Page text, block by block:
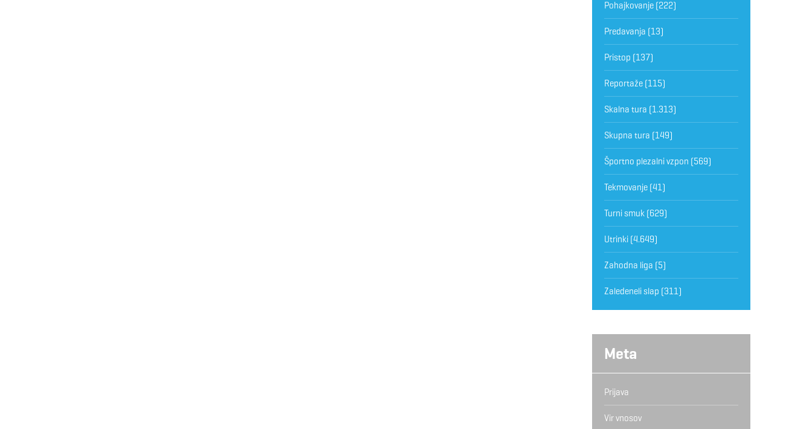
Pohajkovanje(222)
Predavanja (13)
Pristop (137)
Reportaže(115)
Skalna tura (1.313)
Skupna tura (149)
Športno plezalni vzpon (569)
Tekmovanje(41)
Turni smuk(629)
Utrinki(4.649)
Zahodna liga (5)
Zaledeneli slap (311)
Meta
Prijava
Vir vnosov